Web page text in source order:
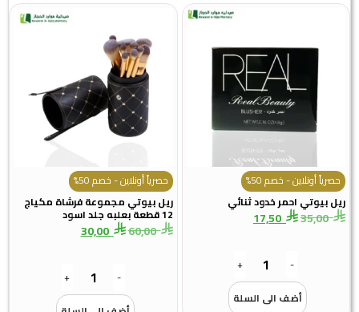
حصرياً أونلاين - خصم 50%
ريل بيوتي احمر خدود ثنائي
35,00
17,50
-
+
أضف الى السلة
حصرياً أونلاين - خصم 50%
ريل بيوتي مجموعة فرشاة مكياج
12 قطعة بعلبه جلد اسود
60,00
30,00
-
+